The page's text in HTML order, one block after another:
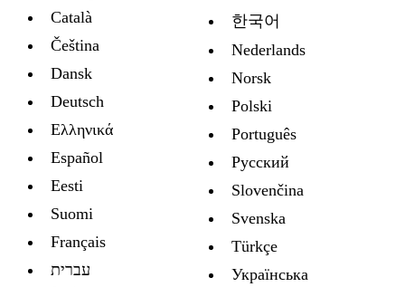
Català
Čeština
Dansk
Deutsch
Ελληνικά
Español
Eesti
Suomi
Français
עברית
한국어
Nederlands
Norsk
Polski
Português
Русский
Slovenčina
Svenska
Türkçe
Украïнська